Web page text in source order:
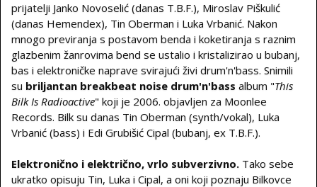
prijatelji Janko Novoselić (danas T.B.F.), Miroslav Piškulić
(danas Hemendex), Tin Oberman i Luka Vrbanić. Nakon
mnogo previranja s postavom benda i koketiranja s raznim
glazbenim žanrovima bend se ustalio i kristalizirao u bubanj,
bas i elektroničke naprave svirajući živi drum'n'bass. Snimili
su briljantan breakbeat noise drum'n'bass album "This
Bilk Is Radioactive" koji je 2006. objavljen za Moonlee
Records. Bilk su danas Tin Oberman (synth/vokal), Luka
Vrbanić (bass) i Edi Grubišić Cipal (bubanj, ex T.B.F.).
Elektronično i električno, vrlo subverzivno. Tako sebe
ukratko opisuju Tin, Luka i Cipal, a oni koji poznaju Bilkovce